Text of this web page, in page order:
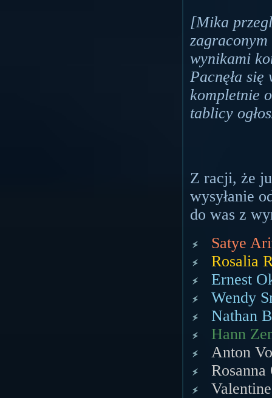
[Mika
wynikami
Pacnęła się
kompletnie
tablicy
Z racji, że
wysyłanie
do was z
Satye
Rosalia
Ernest
Wendy
Nathan
Hann
Anton